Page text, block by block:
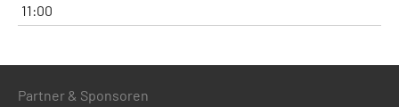
11:00
Partner & Sponsoren